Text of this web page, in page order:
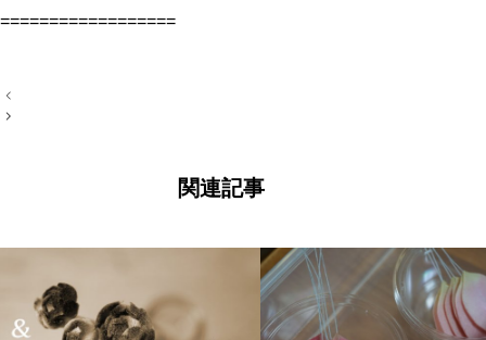
==================
投
稿
関連記事